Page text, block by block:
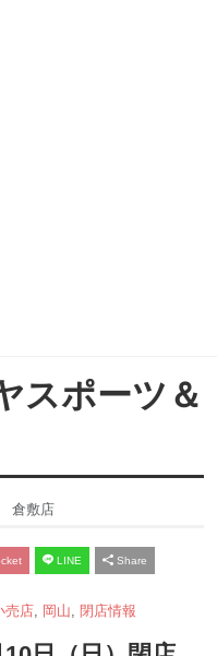
スポーツ＆
倉敷店
LINE Share
売店, 岡山 閉店情報